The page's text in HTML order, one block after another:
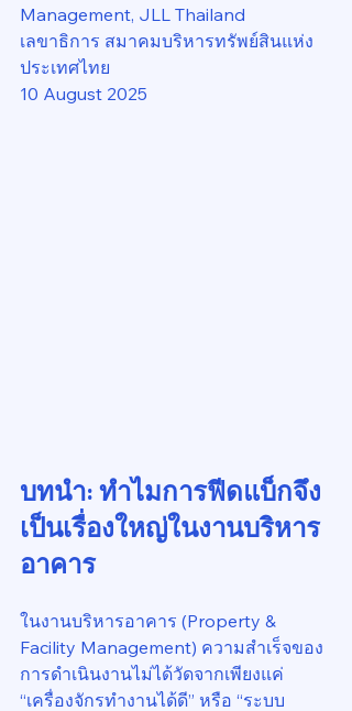
Management, JLL Thailand
เลขาธิการ สมาคมบริหารทรัพย์สินแห่ง
ประเทศไทย
10 August 2025
บทนำ: ทำไมการฟีดแบ็กจึง
เป็นเรื่องใหญ่ในงานบริหาร
อาคาร
ในงานบริหารอาคาร (Property &
Facility Management) ความสำเร็จของ
การดำเนินงานไม่ได้วัดจากเพียงแค่
“เครื่องจักรทำงานได้ดี” หรือ “ระบบ